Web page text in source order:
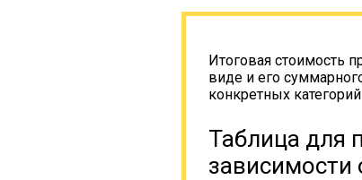
Итоговая стоимость
виде и его
конкретных
Таблица для
зависимости